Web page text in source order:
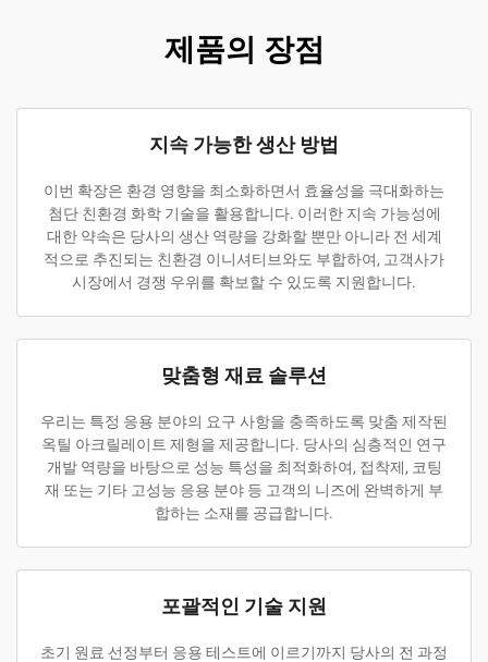
제품의 장점
지속 가능한 생산 방법
이번 확장은 환경 영향을 최소화하면서 효율성을 극대화하는
첨단 친환경 화학 기술을 활용합니다. 이러한 지속 가능성에
대한 약속은 당사의 생산 역량을 강화할 뿐만 아니라 전 세계
적으로 추진되는 친환경 이니셔티브와도 부합하여, 고객사가
시장에서 경쟁 우위를 확보할 수 있도록 지원합니다.
맞춤형 재료 솔루션
우리는 특정 응용 분야의 요구 사항을 충족하도록 맞춤 제작된
옥틸 아크릴레이트 제형을 제공합니다. 당사의 심층적인 연구
개발 역량을 바탕으로 성능 특성을 최적화하여, 접착제, 코팅
재 또는 기타 고성능 응용 분야 등 고객의 니즈에 완벽하게 부
합하는 소재를 공급합니다.
포괄적인 기술 지원
초기 원료 선정부터 응용 테스트에 이르기까지 당사의 전 과정